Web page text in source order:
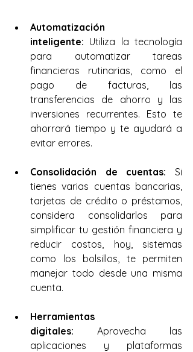
Automatización
inteligente: Utiliza la tecnología
para automatizar tareas
financieras rutinarias, como el
pago de facturas, las
transferencias de ahorro y las
inversiones recurrentes. Esto te
ahorrará tiempo y te ayudará a
evitar errores.
Consolidación de cuentas: Si
tienes varias cuentas bancarias,
tarjetas de crédito o préstamos,
considera consolidarlos para
simplificar tu gestión financiera y
reducir costos, hoy, sistemas
como los bolsillos, te permiten
manejar todo desde una misma
cuenta.
Herramientas
digitales: Aprovecha las
aplicaciones y plataformas